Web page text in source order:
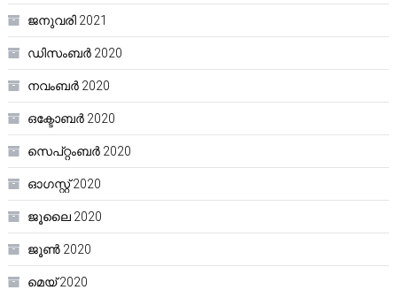
ജനുവരി 2021
ഡിസംബർ 2020
നവംബർ 2020
ഒക്ടോബർ 2020
സെപ്റ്റംബർ 2020
ഓഗസ്റ്റ്‌ 2020
ജൂലൈ 2020
ജൂൺ 2020
മെയ്‌ 2020